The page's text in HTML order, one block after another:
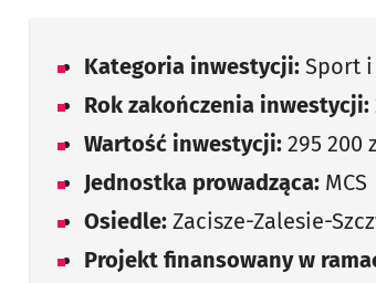
Kategoria inwestycji: Sport
Rok zakończenia inwestycji:
Wartość inwestycji: 295 200
Jednostka prowadząca: MCS
Osiedle: Zacisze-Zalesie-
Projekt finansowany w